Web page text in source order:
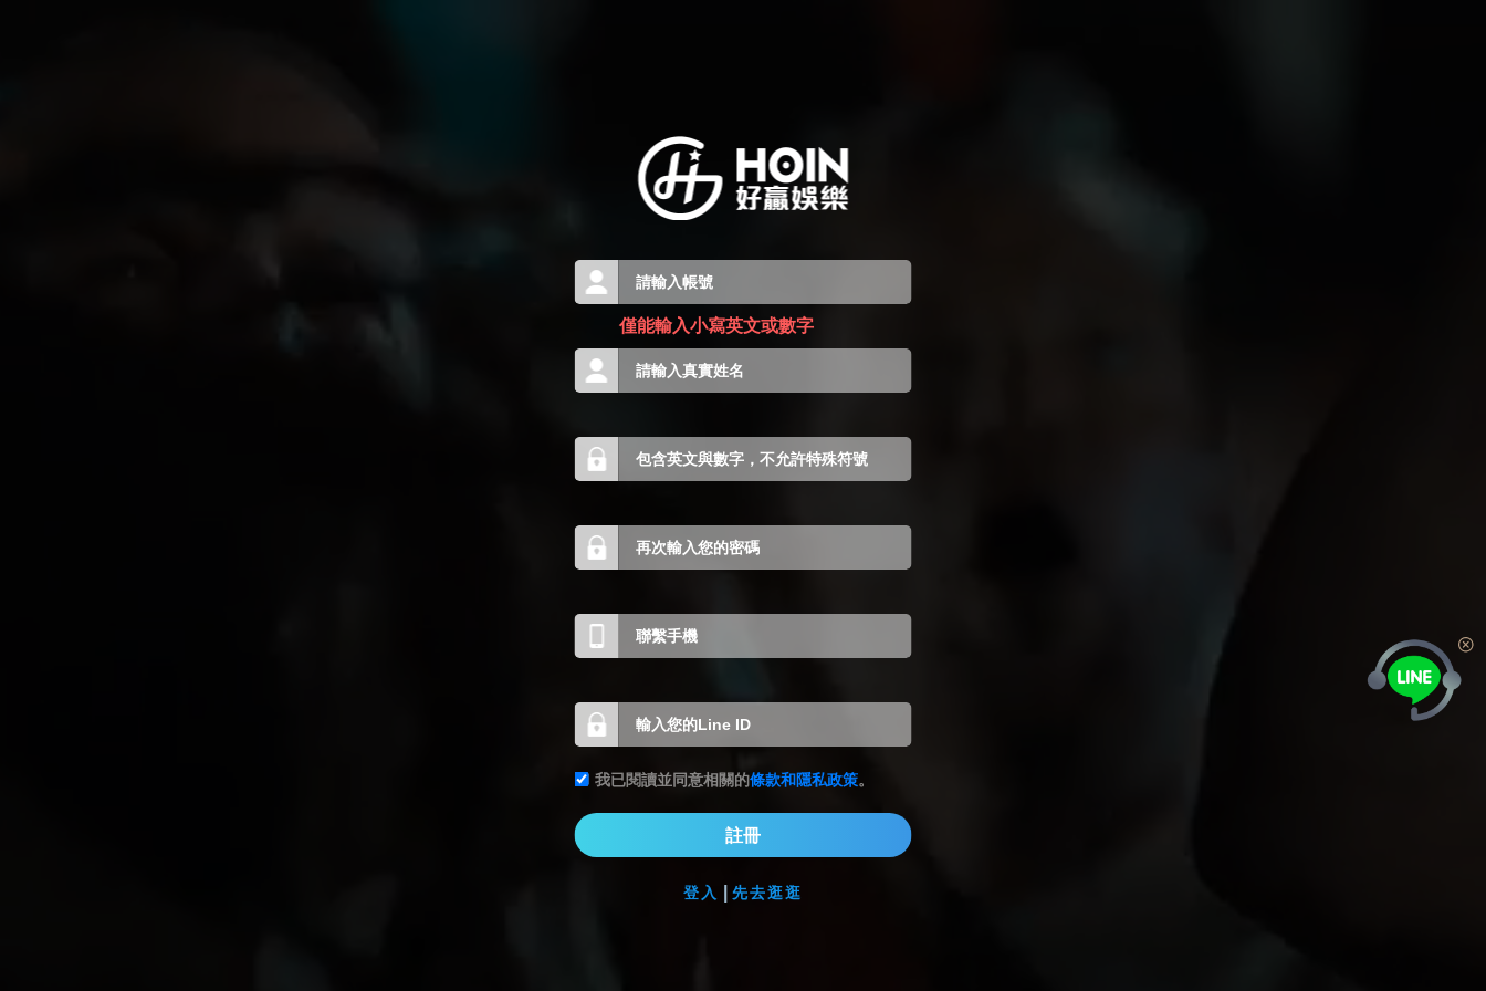
僅能輸入小寫英文或數字
我已閱讀並同意相關的條款和隱私政策。
註冊
登入 先去逛逛